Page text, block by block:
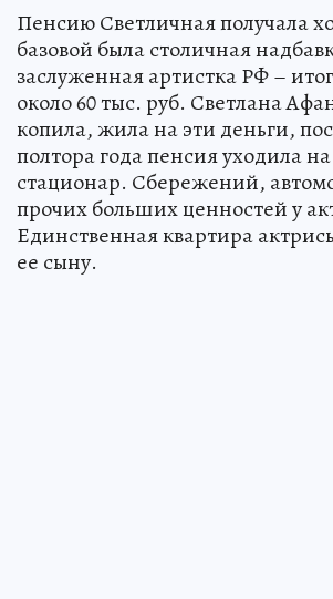
Пенсию Светличная получала
базовой была столичная
заслуженная артистка РФ –
около 60 тыс. руб. Светлана
копила, жила на эти деньги,
полтора года пенсия уходила
стационар. Сбережений,
прочих больших ценностей у
Единственная квартира
ее сыну.